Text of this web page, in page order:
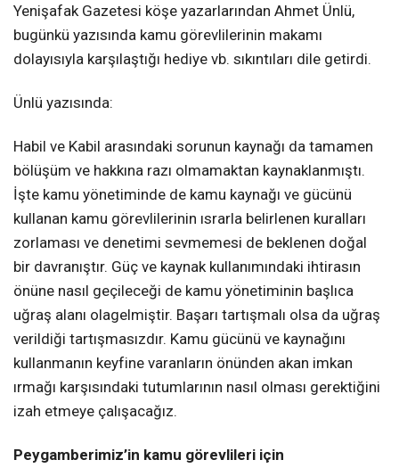
Yenişafak Gazetesi köşe yazarlarından Ahmet Ünlü,
bugünkü yazısında kamu görevlilerinin makamı
dolayısıyla karşılaştığı hediye vb. sıkıntıları dile getirdi.
Ünlü yazısında:
Habil ve Kabil arasındaki sorunun kaynağı da tamamen
bölüşüm ve hakkına razı olmamaktan kaynaklanmıştı.
İşte kamu yönetiminde de kamu kaynağı ve gücünü
kullanan kamu görevlilerinin ısrarla belirlenen kuralları
zorlaması ve denetimi sevmemesi de beklenen doğal
bir davranıştır. Güç ve kaynak kullanımındaki ihtirasın
önüne nasıl geçileceği de kamu yönetiminin başlıca
uğraş alanı olagelmiştir. Başarı tartışmalı olsa da uğraş
verildiği tartışmasızdır. Kamu gücünü ve kaynağını
kullanmanın keyfine varanların önünden akan imkan
ırmağı karşısındaki tutumlarının nasıl olması gerektiğini
izah etmeye çalışacağız.
Peygamberimiz’in kamu görevlileri için